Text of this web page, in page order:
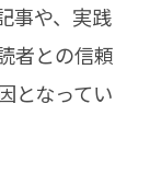
事や、実践
者との信頼
となってい